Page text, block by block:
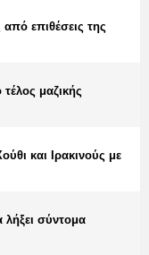
επιθέσεις της
μαζικής
και Ιρακινούς με
σύντομα